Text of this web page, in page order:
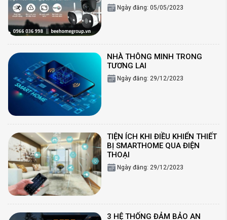
Ngày đăng: 05/05/2023
NHÀ THÔNG MINH TRONG
TƯƠNG LAI
Ngày đăng: 29/12/2023
TIỆN ÍCH KHI ĐIỀU KHIỂN THIẾT
BỊ SMARTHOME QUA ĐIỆN
THOẠI
Ngày đăng: 29/12/2023
3 HỆ THỐNG ĐẢM BẢO AN